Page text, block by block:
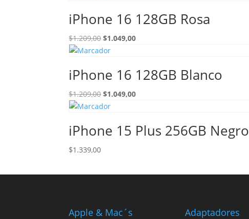
iPhone 16 128GB Rosa
$1.209,00El
precio
era:
$1.049,00El
es:
iPhone 16 128GB Blanco
$1.209,00El
precio
era:
$1.049,00El
es:
iPhone 15 Plus 256GB Negro
$1.339,00
Apple & Mac´s Adaptadores